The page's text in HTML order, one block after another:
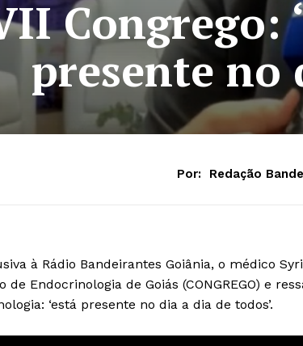
Congrego:
presente no
Por: Redação
à Rádio Bandeirantes Goiânia, o médico
de Endocrinologia de Goiás (CONGREGO) e
‘está presente no dia a dia de todos’.